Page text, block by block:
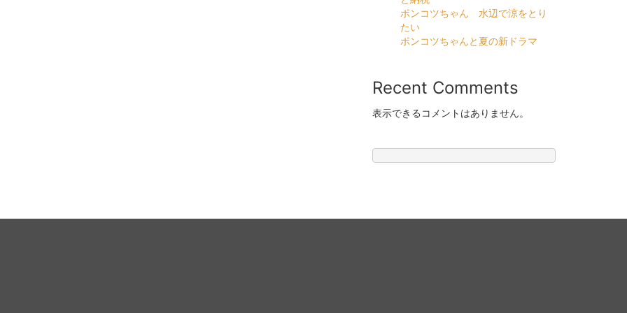
ポンコツちゃん 水辺で涼をとり
たい
ポンコツちゃんと夏の新ドラマ
Recent Comments
表示できるコメントはありません。